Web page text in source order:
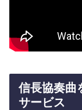
信長協奏曲
サービス